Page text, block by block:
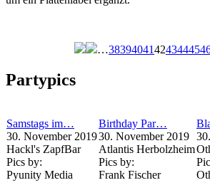
…3839404142434445
Partypics
Samstags im…
30. November 2019
Hackl's ZapfBar
Pics by:
Pyunity Media
Birthday Par…
30. November 2019
Atlantis Herbolzheim
Pics by:
Frank Fischer